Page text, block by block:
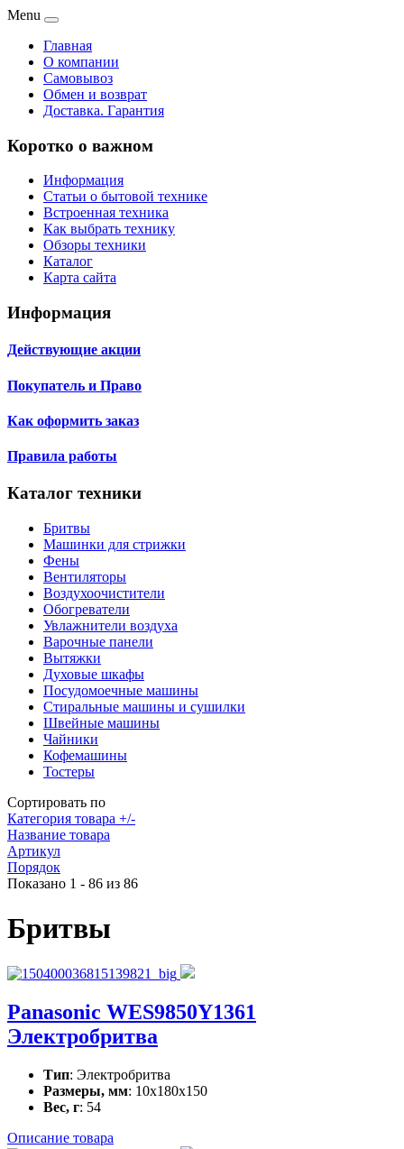
Menu
Главная
О компании
Самовывоз
Обмен и возврат
Доставка. Гарантия
Коротко о важном
Информация
Статьи о бытовой технике
Встроенная техника
Как выбрать технику
Обзоры техники
Каталог
Карта сайта
Информация
Действующие акции
Покупатель и Право
Как оформить заказ
Правила работы
Каталог техники
Бритвы
Машинки для стрижки
Фены
Вентиляторы
Воздухоочистители
Обогреватели
Увлажнители воздуха
Варочные панели
Вытяжки
Духовые шкафы
Посудомоечные машины
Стиральные машины и сушилки
Швейные машины
Чайники
Кофемашины
Тостеры
Сортировать по
Категория товара +/-
Название товара
Артикул
Порядок
Показано 1 - 86 из 86
Бритвы
Panasonic WES9850Y1361
Электробритва
Тип: Электробритва
Размеры, мм: 10x180x150
Вес, г: 54
Описание товара